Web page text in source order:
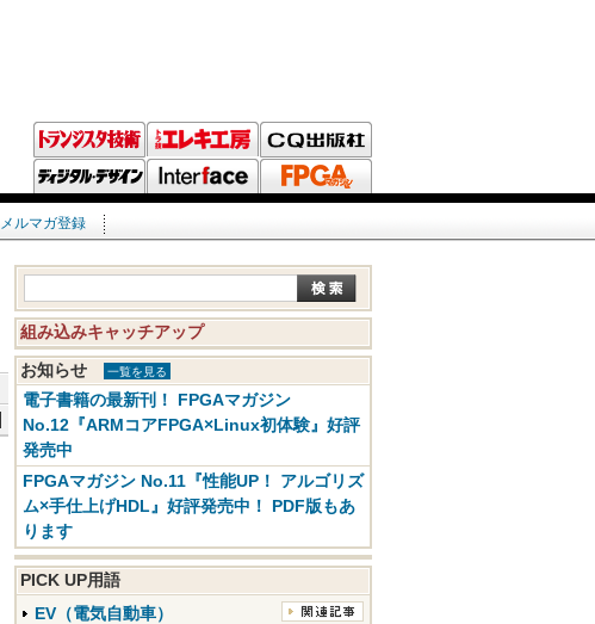
メルマガ登録
組み込みキャッチアップ
お知らせ 一覧を見る
電子書籍の最新刊！ FPGAマガジン
No.12『ARMコアFPGA×Linux初体験』好評
発売中
FPGAマガジン No.11『性能UP！ アルゴリズ
ム×手仕上げHDL』好評発売中！ PDF版もあ
ります
PICK UP用語
EV（電気自動車）